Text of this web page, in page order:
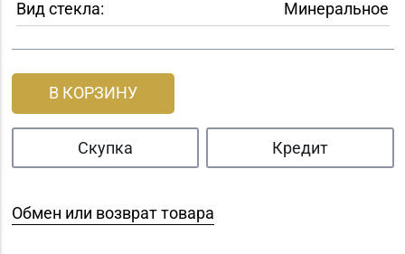
Вид стекла:
Минеральное
В КОРЗИНУ
Скупка Кредит
Обмен или возврат товара